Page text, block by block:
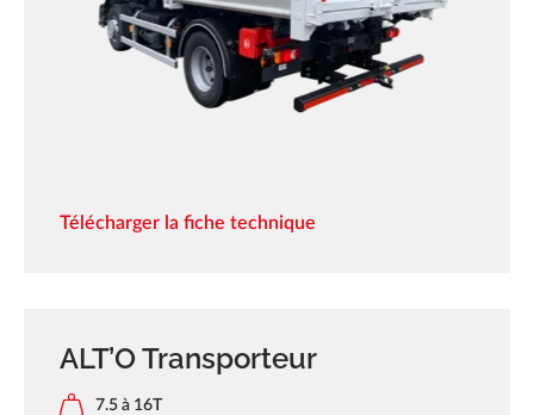
Télécharger la fiche technique
ALT’O Transporteur
7.5 à 16T